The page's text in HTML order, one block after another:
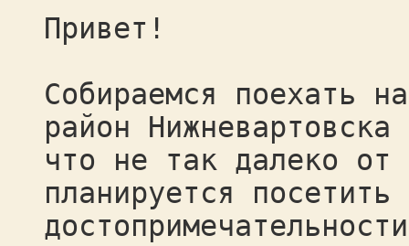
Привет!
Собираемся поехать
район
что не так далеко от
планируется посетить